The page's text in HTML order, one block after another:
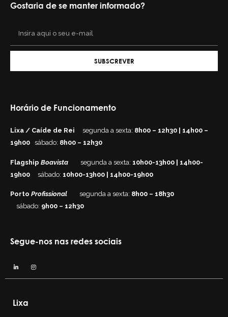
Gostaria de se manter informado?
SUBSCREVER
Horário de Funcionamento
Lixa / Caíde de Rei segunda a sexta: 8h00 – 12h30 | 14h00 –
19h00 sábado: 8h00 – 12h30
Flagship Boavista segunda a sexta: 10h00-13h00 | 14h00-
19h00
sábado: 10h00-13h00 | 14h00-19h00
Porto Profissional segunda a sexta: 8h00 – 18h30
sábado: 9h00 – 12h30
Segue-nos nas redes sociais
Lixa